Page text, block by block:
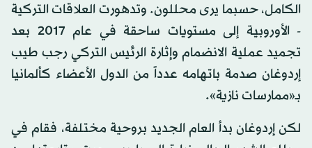
الكامل، حسبما يرى محللون. وتدهورت العلاقات التركية
- الأوروبية إلى مستويات ساحقة في عام 2017 بعد
تجميد عملية الانضمام وإثارة الرئيس التركي رجب طيب
إردوغان صدمة باتهامه عدداً من الدول الأعضاء كألمانيا
بـ«ممارسات نازية».
لكن إردوغان بدأ العام الجديد بروحية مختلفة، فقام في